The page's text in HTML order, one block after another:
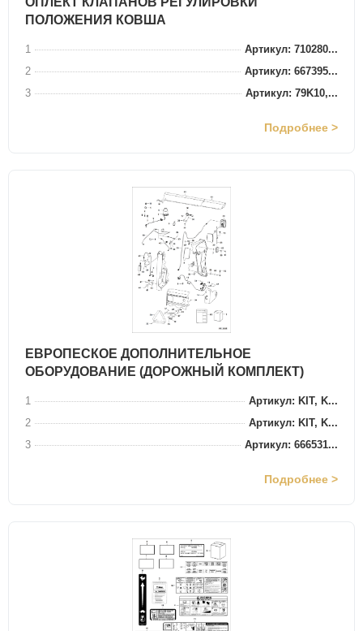
ПОЛОЖЕНИЯ КОВША
1
Артикул: 710280...
2
Артикул: 667395...
3
Артикул: 79K10,...
Подробнее >
ЕВРОПЕСКОЕ ДОПОЛНИТЕЛЬНОЕ
ОБОРУДОВАНИЕ (ДОРОЖНЫЙ КОМПЛЕКТ)
1
Артикул: KIT, K...
2
Артикул: KIT, K...
3
Артикул: 666531...
Подробнее >